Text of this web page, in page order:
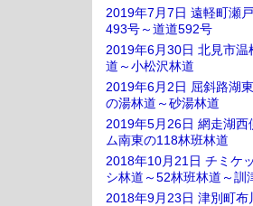
2019年7月7日 遠軽町瀬
493号～道道592号
2019年6月30日 北見市温
道～小松沢林道
2019年6月2日 屈斜路湖
の湯林道～砂湯林道
2019年5月26日 網走湖西
ム南東の118林班林道
2018年10月21日 チミケ
シ林道～52林班林道～訓
2018年9月23日 津別町布